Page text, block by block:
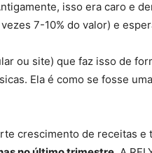
isso era caro e
7-10% do valor) e
ou site) que faz isso de
Ela é como se fosse
crescimento de receitas e